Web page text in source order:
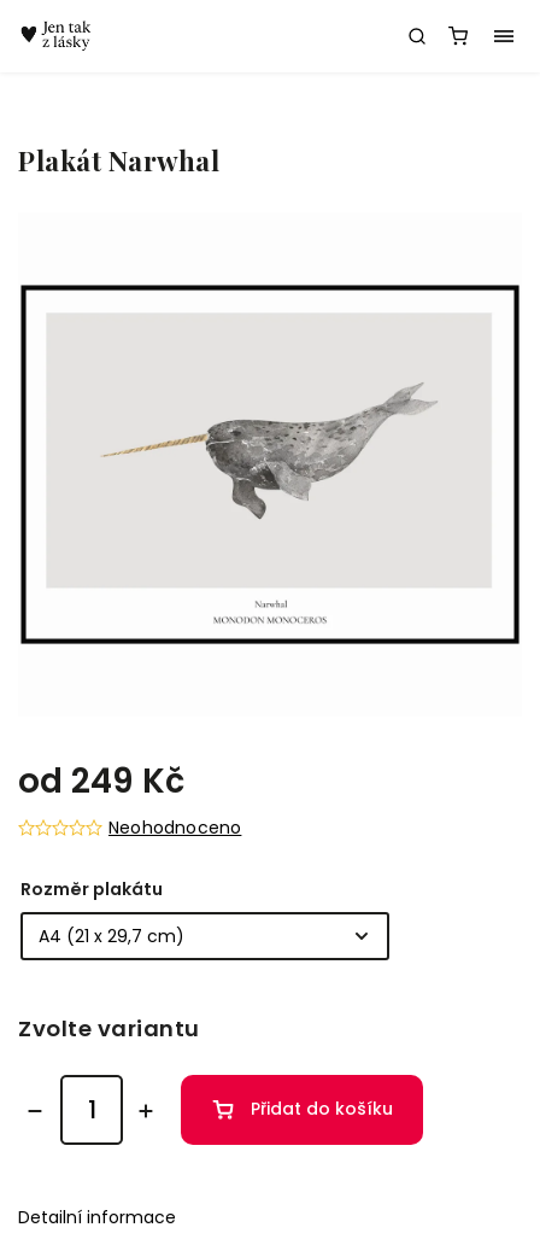
Plakát Narwhal
od 249 Kč
Neohodnoceno
Rozměr plakátu
Zvolte variantu
Přidat do košíku
Detailní informace